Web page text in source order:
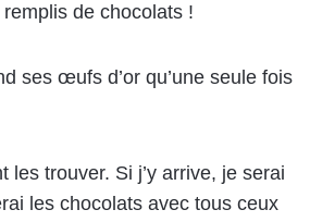
de chocolats !
ses œufs d’or qu’une seule fois
les trouver. Si j’y arrive, je serai
les chocolats avec tous ceux